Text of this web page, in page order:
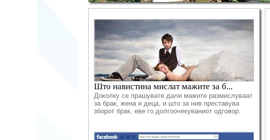
Што навистина мислат мажите за б...
Доколку се прашувате дали мажите размислуваат
за брак, жена и деца, и што за нив преставува
зборот брак, еве го долгоочекуваниот одговор.